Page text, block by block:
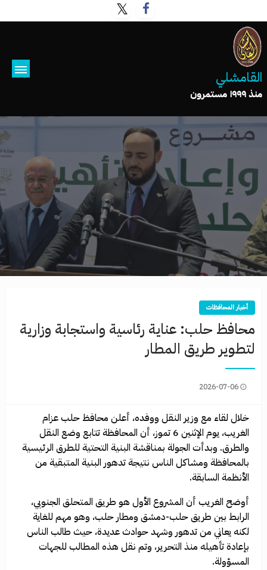
القامشلي
منذ ١٩٩٩ مستمرون
أخبار المحافظات
محافظ حلب: عناية رئاسية واستجابة وزارية
لتطوير طريق المطار
2026-07-06
خلال لقاء مع وزير النقل ووفده، أعلن محافظ حلب عزام
الغريب، يوم الإثنين 6 تموز، أن المحافظة تتابع وضع النقل
والطرق. وبدأت الجولة بمناقشة البنية التحتية للطرق الرئيسية
بالمحافظة ومشاكل الناس نتيجة تدهور البنية المتبقية من
الأنظمة السابقة.
أوضح الغريب أن المشروع الأول هو طريق المتحلق الجنوبي،
الرابط بين طريق حلب-دمشق ومطار حلب، وهو مهم للغاية
لكنه يعاني من تدهور وشهد حوادث عديدة، حيث طالب الناس
بإعادة تأهيله منذ التحرير، وتم نقل هذه المطالب للجهات
المسؤولة.